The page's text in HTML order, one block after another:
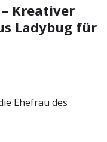
Kreativer
Ladybug für